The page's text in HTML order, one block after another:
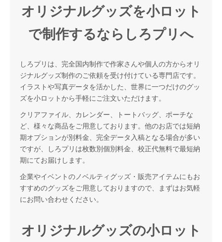
オリジナルグッズを小ロット
で制作するならしろプリへ
しろプリは、完全国内制作で作家さんや個人の方からオリ
ジナルグッズ制作のご依頼を受け付けている専門店です。
イラストや写真データを活かした、世界に一つだけのグッ
ズを小ロットから手軽にご注文いただけます。
クリアファイル、カレンダー、トートバッグ、ポーチな
ど、様々な商品をご用意しております。他のお店では短納
期オプションが別料金、完全データ入稿となる場合が多い
ですが、しろプリは枚数別個別料金、校正代無料で最短納
期にてお届けします。
企業やイベントのノベルティグッズ・販売アイテムにもお
すすめのグッズをご用意しておりますので、まずはお気軽
にお問い合わせください。
オリジナルグッズの小ロット